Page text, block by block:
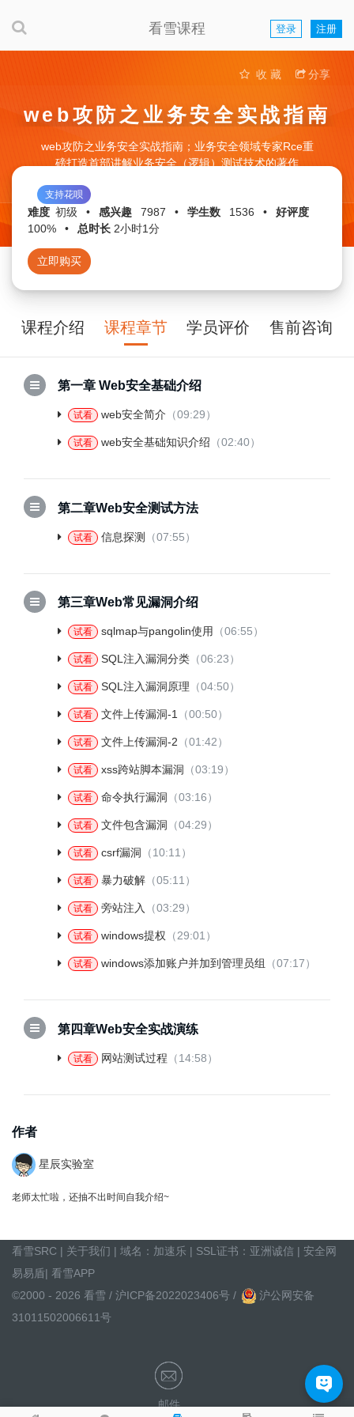
看雪课程 登录 注册
收 藏 分享
web攻防之业务安全实战指南
web攻防之业务安全实战指南；业务安全领域专家Rce重
磅打造首部讲解业务安全（逻辑）测试技术的著作
支持花呗
难度 初级 • 感兴趣 7987 • 学生数 1536 •
好评度
100%
• 总时长 2小时1分
立即购买
课程介绍 课程章节 学员评价 售前咨询
第一章 Web安全基础介绍
试看 web安全简介 （09:29）
试看 web安全基础知识介绍 （02:40）
第二章Web安全测试方法
试看 信息探测 （07:55）
第三章Web常见漏洞介绍
试看 sqlmap与pangolin使用 （06:55）
试看 SQL注入漏洞分类 （06:23）
试看 SQL注入漏洞原理 （04:50）
试看 文件上传漏洞-1 （00:50）
试看 文件上传漏洞-2 （01:42）
试看 xss跨站脚本漏洞 （03:19）
试看 命令执行漏洞 （03:16）
试看 文件包含漏洞 （04:29）
试看 csrf漏洞 （10:11）
试看 暴力破解 （05:11）
试看 旁站注入 （03:29）
试看 windows提权 （29:01）
试看 windows添加账户并加到管理员组 （07:17）
第四章Web安全实战演练
试看 网站测试过程 （14:58）
作者
星辰实验室
老师太忙啦，还抽不出时间自我介绍~
看雪SRC | 关于我们 | 域名： 加速乐 | SSL证书： 亚洲诚信 | 安全网
易易盾| 看雪APP
©2000 - 2026 看雪 / 沪ICP备2022023406号 /
沪公网安备
31011502006611号
邮件